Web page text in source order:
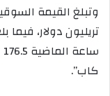
كاب”.